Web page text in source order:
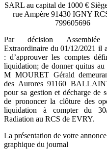
SARL au capital de 1000 €
rue Ampère 91430 IGNY
799605696
Par décision Assemblée
Extraordinaire du 01/12/2021 il
: d’approuver les comptes
liquidation; de donner quitus au
M MOURET Gérald
des Aurores 91160
pour sa gestion et décharge de
de prononcer la clôture des
liquidation à compter du
Radiation au RCS de EVRY.
La présentation de votre
graphique du journal